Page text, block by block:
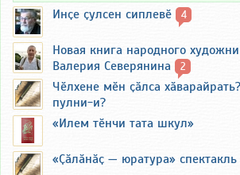
Инҫе ҫулсен сиплевӗ 4
Новая книга народного
Валерия Северянина
2
Чӗлхене мӗн ҫӑлса
пулни-и?
«Илем тӗнчи тата шкул»
«Ҫӑлӑнӑҫ — юратура» спектакль